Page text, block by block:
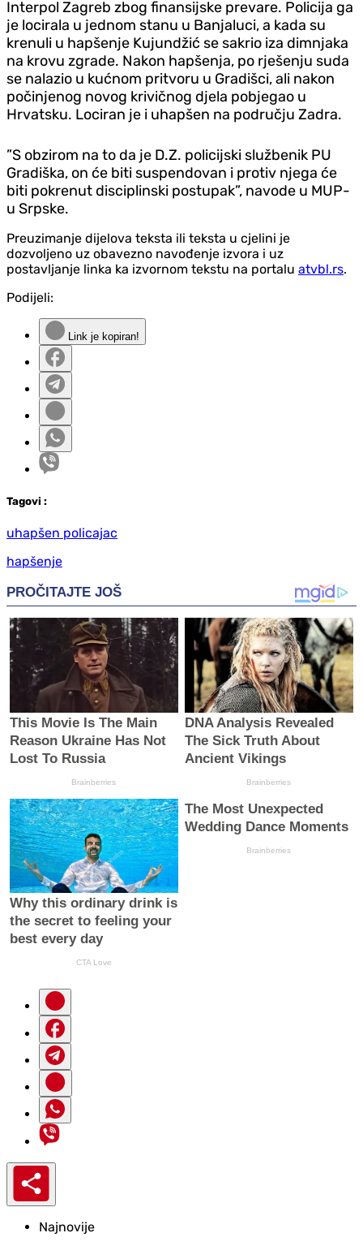
Interpol Zagreb zbog finansijske prevare. Policija ga
je locirala u jednom stanu u Banjaluci, a kada su
krenuli u hapšenje Kujundžić se sakrio iza dimnjaka
na krovu zgrade. Nakon hapšenja, po rješenju suda
se nalazio u kućnom pritvoru u Gradišci, ali nakon
počinjenog novog krivičnog djela pobjegao u
Hrvatsku. Lociran je i uhapšen na području Zadra.
”S obzirom na to da je D.Z. policijski službenik PU
Gradiška, on će biti suspendovan i protiv njega će
biti pokrenut disciplinski postupak”, navode u MUP-
u Srpske.
Preuzimanje dijelova teksta ili teksta u cjelini je
dozvoljeno uz obavezno navođenje izvora i uz
postavljanje linka ka izvornom tekstu na portalu atvbl.rs.
Podijeli:
Link je kopiran!
Tagovi :
uhapšen policajac
hapšenje
Najnovije